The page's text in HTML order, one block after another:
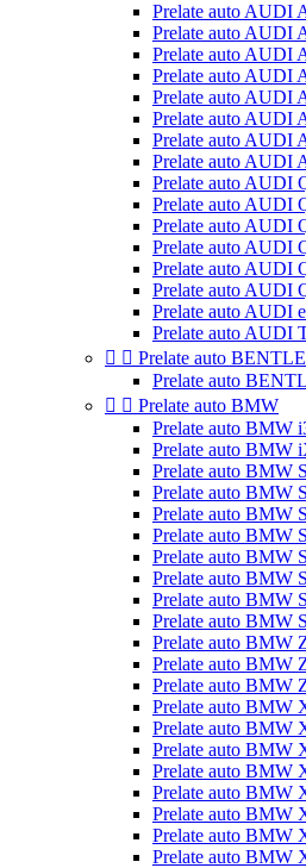
Prelate auto AUDI
Prelate auto AUDI
Prelate auto AUDI
Prelate auto AUDI
Prelate auto AUDI
Prelate auto AUDI
Prelate auto AUDI
Prelate auto AUDI
Prelate auto AUDI
Prelate auto AUDI
Prelate auto AUDI
Prelate auto AUDI
Prelate auto AUDI
Prelate auto AUDI
Prelate auto AUDI
Prelate auto AUDI
  Prelate auto
Prelate auto
  Prelate auto BMW
Prelate auto BMW
Prelate auto BMW
Prelate auto BMW
Prelate auto BMW
Prelate auto BMW
Prelate auto BMW
Prelate auto BMW
Prelate auto BMW
Prelate auto BMW
Prelate auto BMW
Prelate auto BMW
Prelate auto BMW
Prelate auto BMW
Prelate auto BMW
Prelate auto BMW
Prelate auto BMW
Prelate auto BMW
Prelate auto BMW
Prelate auto BMW
Prelate auto BMW
Prelate auto BMW